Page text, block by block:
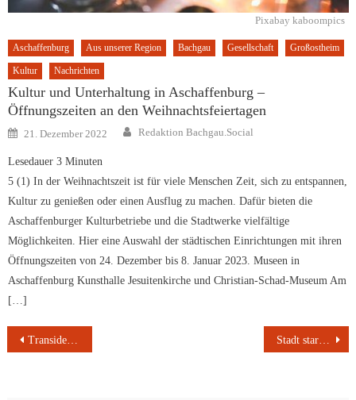
Pixabay kaboompics
Aschaffenburg Aus unserer Region Bachgau Gesellschaft Großostheim
Kultur Nachrichten
Kultur und Unterhaltung in Aschaffenburg –
Öffnungszeiten an den Weihnachtsfeiertagen
Posted
on
21. Dezember 2022 Author
Redaktion Bachgau.Social
Lesedauer 3 Minuten
5 (1) In der Weihnachtszeit ist für viele Menschen Zeit, sich zu entspannen,
Kultur zu genießen oder einen Ausflug zu machen. Dafür bieten die
Aschaffenburger Kulturbetriebe und die Stadtwerke vielfältige
Möglichkeiten. Hier eine Auswahl der städtischen Einrichtungen mit ihren
Öffnungszeiten von 24. Dezember bis 8. Januar 2023. Museen in
Aschaffenburg Kunsthalle Jesuitenkirche und Christian-Schad-Museum Am
[…]
Beitragsnavigation
Transidentität bei Kindern und Jugendlichen – Ich bin anders! Bin ich anders? Stadt startet Initiative für den Umweltverbund – Bus mit Informationen vorgestellt